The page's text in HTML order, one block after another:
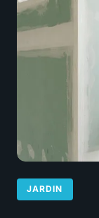
JARDIN